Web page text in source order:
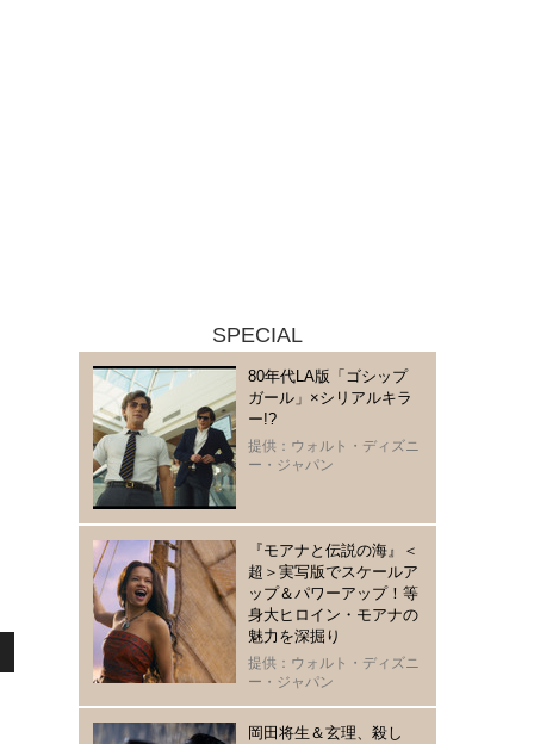
SPECIAL
80年代LA版「ゴシップ
ガール」×シリアルキラ
ー!?
提供：ウォルト・ディズニ
ー・ジャパン
『モアナと伝説の海』＜
超＞実写版でスケールア
ップ＆パワーアップ！等
身大ヒロイン・モアナの
魅力を深掘り
提供：ウォルト・ディズニ
ー・ジャパン
岡田将生＆玄理、殺し